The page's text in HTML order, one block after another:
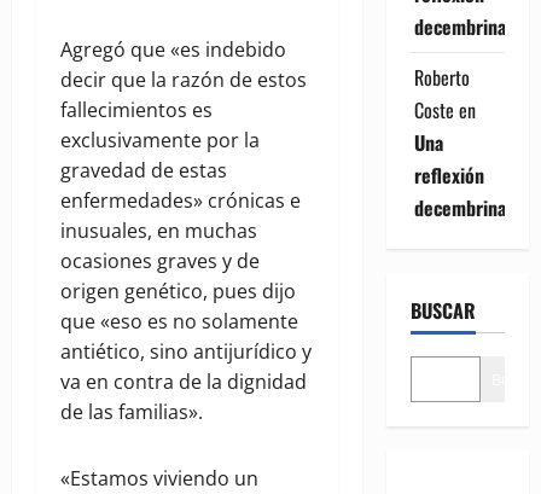
Agregó que «es indebido
decir que la razón de estos
fallecimientos es
exclusivamente por la
gravedad de estas
enfermedades» crónicas e
inusuales, en muchas
ocasiones graves y de
origen genético, pues dijo
que «eso es no solamente
antiético, sino antijurídico y
va en contra de la dignidad
de las familias».
«Estamos viviendo un
decembrina
Roberto
Coste en
Una
reflexión
decembrina
BUSCAR